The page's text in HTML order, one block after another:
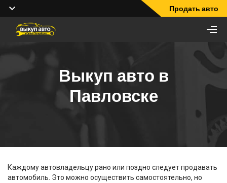
Продать авто
Выкуп авто в
Павловске
Каждому автовладельцу рано или поздно следует продавать
автомобиль. Это можно осуществить самостоятельно, но